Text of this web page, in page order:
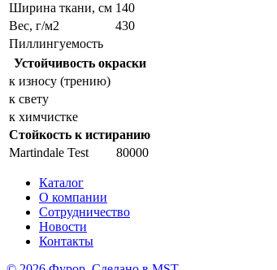
Ширина ткани, см 140
Вес, г/м2
430
Пиллингуемость
Устойчивость окраски
к износу (трению)
к свету
к химчистке
Стойкость к истиранию
Martindale Test
80000
Каталог
О компании
Сотрудничество
Новости
Контакты